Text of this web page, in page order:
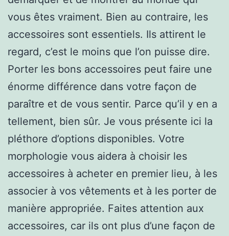
vous êtes vraiment. Bien au contraire, les
accessoires sont essentiels. Ils attirent le
regard, c’est le moins que l’on puisse dire.
Porter les bons accessoires peut faire une
énorme différence dans votre façon de
paraître et de vous sentir. Parce qu’il y en a
tellement, bien sûr. Je vous présente ici la
pléthore d’options disponibles. Votre
morphologie vous aidera à choisir les
accessoires à acheter en premier lieu, à les
associer à vos vêtements et à les porter de
manière appropriée. Faites attention aux
accessoires, car ils ont plus d’une façon de